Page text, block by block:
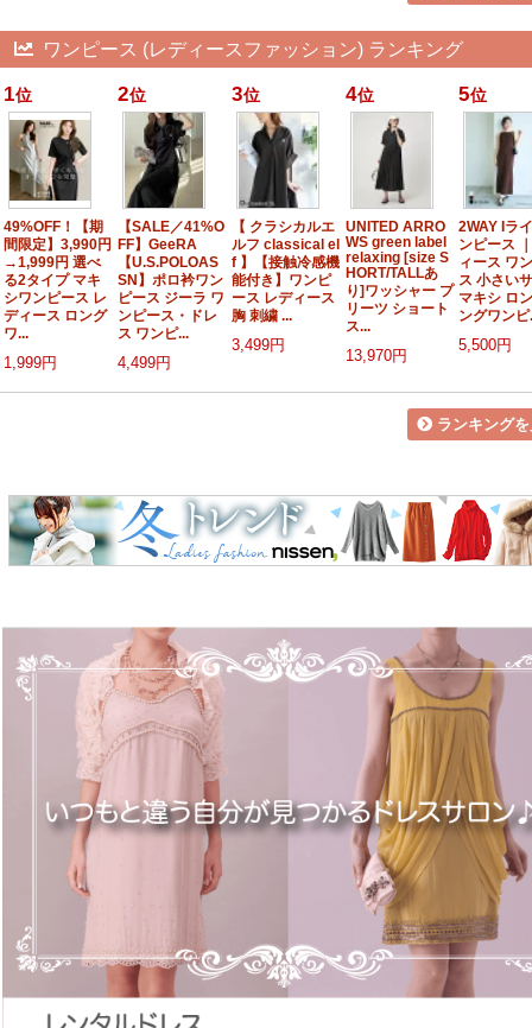
ワンピース (レディースファッション) ランキング
1位
49%OFF！【期
間限定】3,990円
→1,999円 選べ
る2タイプ マキ
シワンピース レ
ディース ロング
ワ...
1,999円
2位
【SALE／41%O
FF】GeeRA
【U.S.POLOAS
SN】ポロ衿ワン
ピース ジーラ ワ
ンピース・ドレ
ス ワンピ...
4,499円
3位
【 クラシカルエ
ルフ classical el
f 】【接触冷感機
能付き】ワンピ
ース レディース
胸 刺繍 ...
3,499円
4位
UNITED ARRO
WS green label
relaxing [size S
HORT/TALLあ
り]ワッシャー プ
リーツ ショート
ス...
13,970円
5位
2WAY Iラ
ンピース
ィース ワ
ス 小さい
マキシ ロ
ングワンピ
5,500円
ランキング